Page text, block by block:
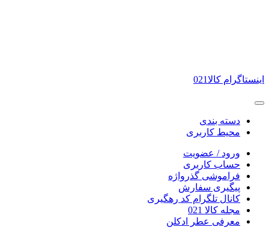
اینستاگرام کالا021
دسته بندی
محیط کاربری
ورود / عضویت
حساب کاربری
فراموشی گذرواژه
پیگیری سفارش
کانال تلگرام کد رهگیری
مجله کالا 021
معرفی عطر ادکلن